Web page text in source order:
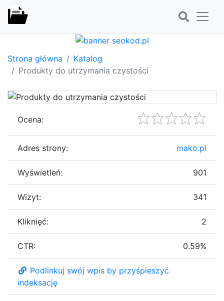
Strona główna
Katalog
Produkty do utrzymania czystości
Ocena:
Adres strony: mako.pl
Wyświetleń: 901
Wizyt: 341
Kliknięć: 2
CTR: 0.59%
Podlinkuj swój wpis by przyśpieszyć
indeksację